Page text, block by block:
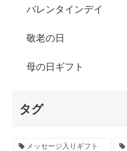
バレンタインデイ
敬老の日
母の日ギフト
タグ
メッセージ入りギフト